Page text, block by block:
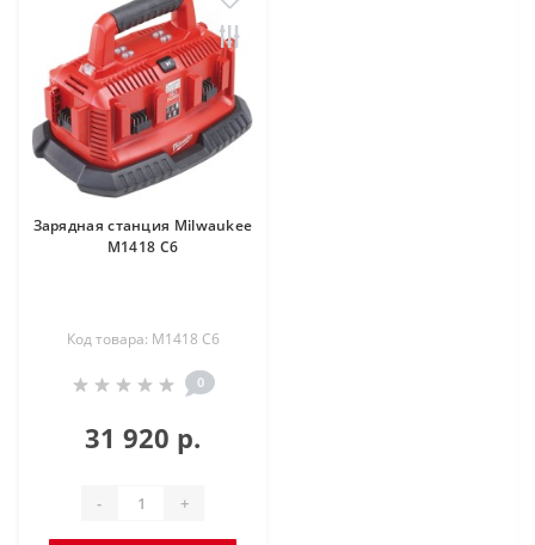
Зарядная станция Milwaukee
M1418 C6
Код товара: M1418 C6
0
31 920 р.
- +